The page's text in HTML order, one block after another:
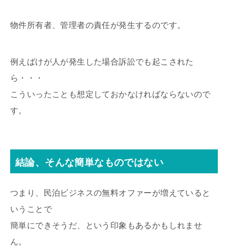
物件所有者、管理者の責任が発生するのです。
例えばけが人が発生した場合訴訟でも起こされた
ら・・・
こういったことも想定しておかなければならないので
す。
結論、そんな簡単なものではない
つまり、民泊ビジネスの無料オファーが増えていると
いうことで
簡単にできそうだ、という印象もあるかもしれませ
ん。